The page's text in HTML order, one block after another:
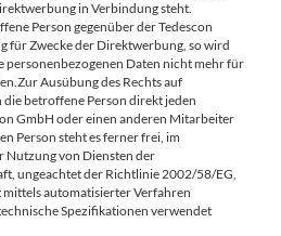
in Verbindung steht.
Person gegenüber der Tedescon
für Zwecke der Direktwerbung, so wird
personenbezogenen Daten nicht mehr für
Ausübung des Rechts auf
betroffene Person direkt jeden
GmbH oder einen anderen Mitarbeiter
Person steht es ferner frei, im
Nutzung von Diensten der
ungeachtet der Richtlinie 2002/58/EG,
automatisierter Verfahren
Spezifikationen verwendet